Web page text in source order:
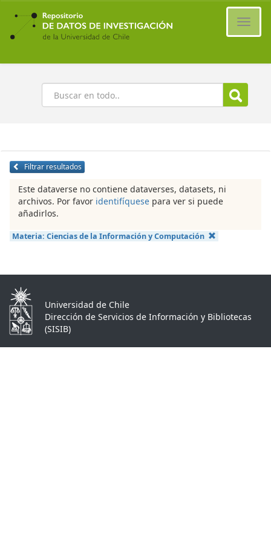
Ir
contenido
principal
Buscar
Filtrar resultados
Este dataverse no contiene dataverses, datasets, ni
archivos. Por favor identifíquese para ver si puede
añadirlos.
Materia: Ciencias de la Información y Computación
Universidad de Chile
Dirección de Servicios de Información y Bibliotecas
(SISIB)